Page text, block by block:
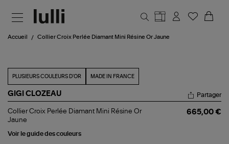
Accueil Collier Croix Perlée Diamant Mini Résine Or Jaune
PLUSIEURS COULEURS D'OR MADE IN FRANCE
GIGI CLOZEAU
Collier
Croix
Diamant
Partager
Collier Croix Perlée Diamant Mini Résine Or
Jaune
665,00 €
Voir le guide des couleurs